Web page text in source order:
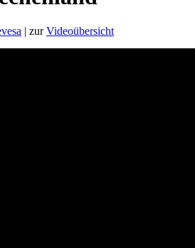
| zurVideoübersicht